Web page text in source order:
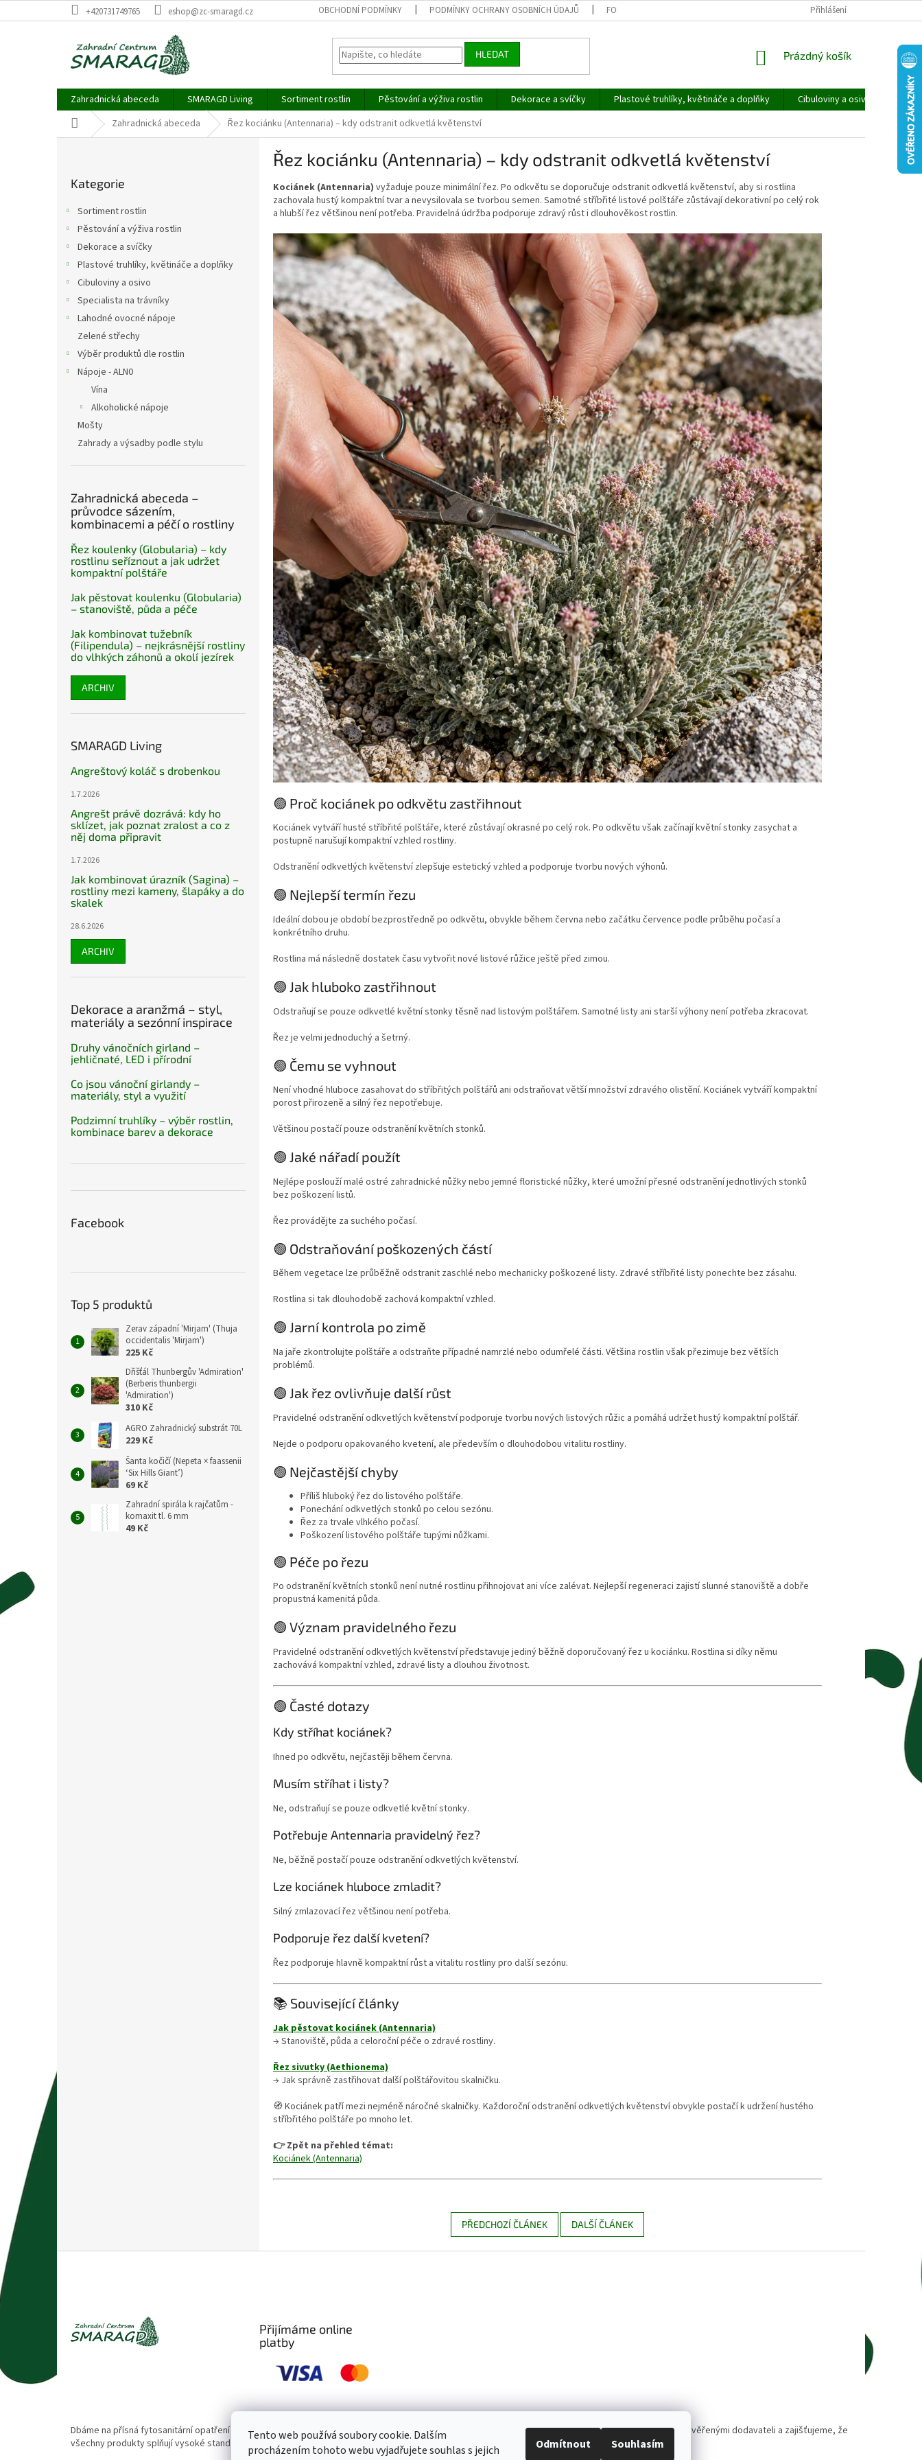
Tento web používá soubory cookie. Dalším
procházením tohoto webu vyjadřujete souhlas s jejich
Odmítnout Souhlasím
na
+420731749765 eshop@zc-smaragd.cz OBCHODNÍ PODMÍNKY PODMÍNKY OCHRANY OSOBNÍCH ÚDAJŮ FORMULÁŘ PRO UPLATNĚNÍ REKLAMACE REKLAMAČNÍ ŘÁD
Přihlášení
HLEDAT
NÁKUPNÍ
Prázdný košík
Zahradnická abeceda SMARAGD Living Sortiment rostlin Pěstování a výživa rostlin Dekorace a svíčky Plastové truhlíky, květináče a doplňky Cibuloviny a osivo
Domů Zahradnická abeceda Řez kociánku (Antennaria) – kdy odstranit odkvetlá květenství
kategorie
Kategorie
Sortiment rostlin
Pěstování a výživa rostlin
Dekorace a svíčky
Plastové truhlíky, květináče a doplňky
Cibuloviny a osivo
Specialista na trávníky
Lahodné ovocné nápoje
Zelené střechy
Výběr produktů dle rostlin
Nápoje - ALN0
Vína
Alkoholické nápoje
Mošty
Zahrady a výsadby podle stylu
Zahradnická abeceda –
průvodce sázením,
kombinacemi a péčí o rostliny
Řez koulenky (Globularia) – kdy
rostlinu seříznout a jak udržet
kompaktní polštáře
Jak pěstovat koulenku (Globularia)
– stanoviště, půda a péče
Jak kombinovat tužebník
(Filipendula) – nejkrásnější rostliny
do vlhkých záhonů a okolí jezírek
ARCHIV
SMARAGD Living
Angreštový koláč s drobenkou
1.7.2026
Angrešt právě dozrává: kdy ho
sklízet, jak poznat zralost a co z
něj doma připravit
1.7.2026
Jak kombinovat úrazník (Sagina) –
rostliny mezi kameny, šlapáky a do
skalek
28.6.2026
ARCHIV
Dekorace a aranžmá – styl,
materiály a sezónní inspirace
Druhy vánočních girland –
jehličnaté, LED i přírodní
Co jsou vánoční girlandy –
materiály, styl a využití
Podzimní truhlíky – výběr rostlin,
kombinace barev a dekorace
Facebook
Top 5 produktů
Zerav západní 'Mirjam' (Thuja
occidentalis 'Mirjam')
225 Kč
Dřišťál Thunbergův 'Admiration'
(Berberis thunbergii
'Admiration')
310 Kč
AGRO Zahradnický substrát 70L
229 Kč
Šanta kočičí (Nepeta × faassenii
‘Six Hills Giant’)
69 Kč
Zahradní spirála k rajčatům -
komaxit tl. 6 mm
49 Kč
Řez kociánku (Antennaria) – kdy odstranit odkvetlá květenství
Kociánek (Antennaria) vyžaduje pouze minimální řez. Po odkvětu se doporučuje odstranit odkvetlá květenství, aby si rostlina
zachovala hustý kompaktní tvar a nevysilovala se tvorbou semen. Samotné stříbřité listové polštáře zůstávají dekorativní po celý rok
a hlubší řez většinou není potřeba. Pravidelná údržba podporuje zdravý růst i dlouhověkost rostlin.
🟢 Proč kociánek po odkvětu zastřihnout
Kociánek vytváří husté stříbřité polštáře, které zůstávají okrasné po celý rok. Po odkvětu však začínají květní stonky zasychat a
postupně narušují kompaktní vzhled rostliny.
Odstranění odkvetlých květenství zlepšuje estetický vzhled a podporuje tvorbu nových výhonů.
🟢 Nejlepší termín řezu
Ideální dobou je období bezprostředně po odkvětu, obvykle během června nebo začátku července podle průběhu počasí a
konkrétního druhu.
Rostlina má následně dostatek času vytvořit nové listové růžice ještě před zimou.
🟢 Jak hluboko zastřihnout
Odstraňují se pouze odkvetlé květní stonky těsně nad listovým polštářem. Samotné listy ani starší výhony není potřeba zkracovat.
Řez je velmi jednoduchý a šetrný.
🟢 Čemu se vyhnout
Není vhodné hluboce zasahovat do stříbřitých polštářů ani odstraňovat větší množství zdravého olistění. Kociánek vytváří kompaktní
porost přirozeně a silný řez nepotřebuje.
Většinou postačí pouze odstranění květních stonků.
🟢 Jaké nářadí použít
Nejlépe poslouží malé ostré zahradnické nůžky nebo jemné floristické nůžky, které umožní přesné odstranění jednotlivých stonků
bez poškození listů.
Řez provádějte za suchého počasí.
🟢 Odstraňování poškozených částí
Během vegetace lze průběžně odstranit zaschlé nebo mechanicky poškozené listy. Zdravé stříbřité listy ponechte bez zásahu.
Rostlina si tak dlouhodobě zachová kompaktní vzhled.
🟢 Jarní kontrola po zimě
Na jaře zkontrolujte polštáře a odstraňte případné namrzlé nebo odumřelé části. Většina rostlin však přezimuje bez větších
problémů.
🟢 Jak řez ovlivňuje další růst
Pravidelné odstranění odkvetlých květenství podporuje tvorbu nových listových růžic a pomáhá udržet hustý kompaktní polštář.
Nejde o podporu opakovaného kvetení, ale především o dlouhodobou vitalitu rostliny.
🟢 Nejčastější chyby
Příliš hluboký řez do listového polštáře.
Ponechání odkvetlých stonků po celou sezónu.
Řez za trvale vlhkého počasí.
Poškození listového polštáře tupými nůžkami.
🟢 Péče po řezu
Po odstranění květních stonků není nutné rostlinu přihnojovat ani více zalévat. Nejlepší regeneraci zajistí slunné stanoviště a dobře
propustná kamenitá půda.
🟢 Význam pravidelného řezu
Pravidelné odstranění odkvetlých květenství představuje jediný běžně doporučovaný řez u kociánku. Rostlina si díky němu
zachovává kompaktní vzhled, zdravé listy a dlouhou životnost.
🟢 Časté dotazy
Kdy stříhat kociánek?
Ihned po odkvětu, nejčastěji během června.
Musím stříhat i listy?
Ne, odstraňují se pouze odkvetlé květní stonky.
Potřebuje Antennaria pravidelný řez?
Ne, běžně postačí pouze odstranění odkvetlých květenství.
Lze kociánek hluboce zmladit?
Silný zmlazovací řez většinou není potřeba.
Podporuje řez další kvetení?
Řez podporuje hlavně kompaktní růst a vitalitu rostliny pro další sezónu.
📚 Související články
Jak pěstovat kociánek (Antennaria)
→ Stanoviště, půda a celoroční péče o zdravé rostliny.
Řez sivutky (Aethionema)
→ Jak správně zastřihovat další polštářovitou skalničku.
🧭 Kociánek patří mezi nejméně náročné skalničky. Každoroční odstranění odkvetlých květenství obvykle postačí k udržení hustého
stříbřitého polštáře po mnoho let.
👉 Zpět na přehled témat:
Kociánek (Antennaria)
PŘEDCHOZÍ ČLÁNEK DALŠÍ ČLÁNEK
Z
á
p
a
Přijímáme online
platby
Dbáme na přísná fytosanitární opatření 🌱. Naše rostliny pravidelně kontrolujeme a ošetřujeme, aby byly zdravé a bez škůdců 🐛. Spolupracujeme s prověřenými dodavateli a zajišťujeme, že
všechny produkty splňují vysoké standardy kvality.